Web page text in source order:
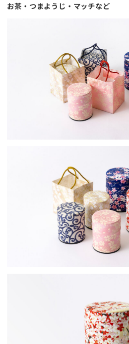
お茶・つまようじ・マッチなど